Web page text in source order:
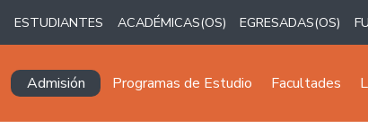
ESTUDIANTES ACADÉMICAS(OS) EGRESADAS(OS)
Navegación principal
Admisión Programas de Estudio Facultades